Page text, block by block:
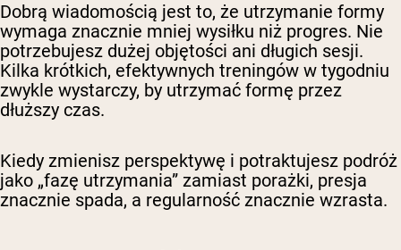
Dobrą wiadomością jest to, że utrzymanie formy
wymaga znacznie mniej wysiłku niż progres. Nie
potrzebujesz dużej objętości ani długich sesji.
Kilka krótkich, efektywnych treningów w tygodniu
zwykle wystarczy, by utrzymać formę przez
dłuższy czas.
Kiedy zmienisz perspektywę i potraktujesz podróż
jako „fazę utrzymania” zamiast porażki, presja
znacznie spada, a regularność znacznie wzrasta.